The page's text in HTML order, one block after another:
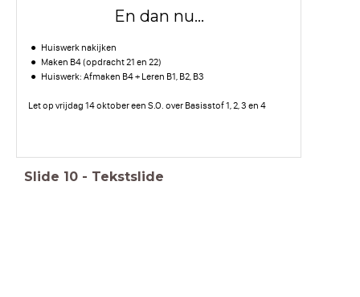
En dan nu...
Huiswerk nakijken
Maken B4 (opdracht 21 en 22)
Huiswerk: Afmaken B4 + Leren B1, B2, B3
Let op vrijdag 14 oktober een S.O. over Basisstof 1, 2, 3 en 4
Slide 10 - Tekstslide